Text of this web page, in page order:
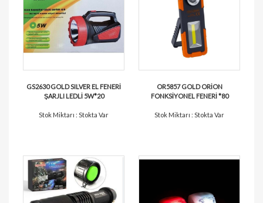
GS2630 GOLD SILVER EL FENERİ
ŞARJLI LEDLİ 5W*20
Stok Miktarı : Stokta Var
OR5857 GOLD ORİON
FONKSİYONEL FENERİ *80
Stok Miktarı : Stokta Var